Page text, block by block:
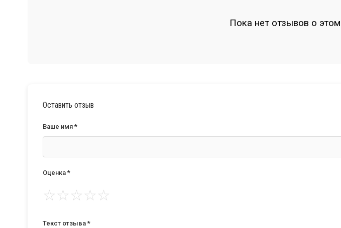
Пока нет отзывов о
Оставить отзыв
Ваше имя *
Оценка *
☆☆☆☆☆
Текст отзыва *